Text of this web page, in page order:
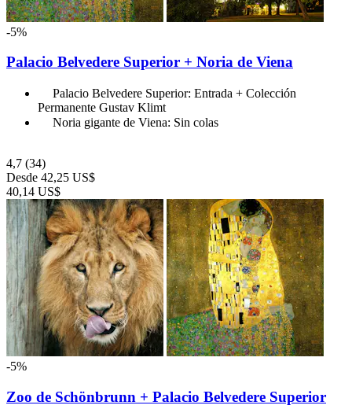
-5%
Palacio Belvedere Superior + Noria de Viena
Palacio Belvedere Superior: Entrada + Colección
Permanente Gustav Klimt
Noria gigante de Viena: Sin colas
4,7 (34)
Desde 42,25 US$
40,14 US$
-5%
Zoo de Schönbrunn + Palacio Belvedere Superior